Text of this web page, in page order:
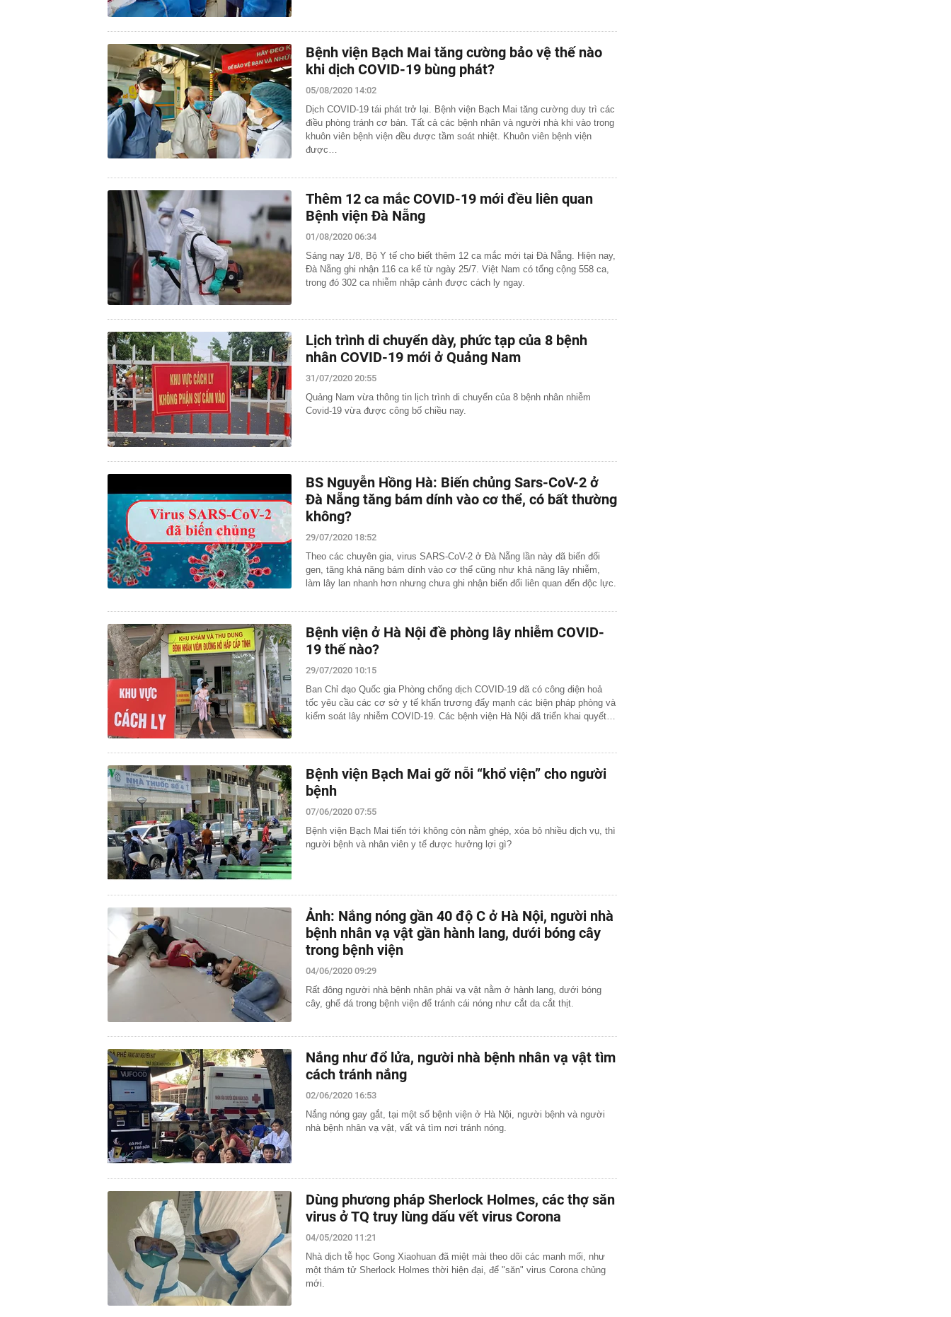
Bệnh viện Bạch Mai tăng cường bảo vệ thế nào
khi dịch COVID-19 bùng phát?
05/08/2020 14:02
Dịch COVID-19 tái phát trở lại. Bệnh viện Bạch Mai tăng cường duy trì các
điều phòng tránh cơ bản. Tất cả các bệnh nhân và người nhà khi vào trong
khuôn viên bệnh viện đều được tầm soát nhiệt. Khuôn viên bệnh viện
được…
Thêm 12 ca mắc COVID-19 mới đều liên quan
Bệnh viện Đà Nẵng
01/08/2020 06:34
Sáng nay 1/8, Bộ Y tế cho biết thêm 12 ca mắc mới tại Đà Nẵng. Hiện nay,
Đà Nẵng ghi nhận 116 ca kể từ ngày 25/7. Việt Nam có tổng cộng 558 ca,
trong đó 302 ca nhiễm nhập cảnh được cách ly ngay.
Lịch trình di chuyển dày, phức tạp của 8 bệnh
nhân COVID-19 mới ở Quảng Nam
31/07/2020 20:55
Quảng Nam vừa thông tin lịch trình di chuyển của 8 bệnh nhân nhiễm
Covid-19 vừa được công bố chiều nay.
BS Nguyễn Hồng Hà: Biến chủng Sars-CoV-2 ở
Đà Nẵng tăng bám dính vào cơ thể, có bất thường
không?
29/07/2020 18:52
Theo các chuyên gia, virus SARS-CoV-2 ở Đà Nẵng lần này đã biến đổi
gen, tăng khả năng bám dính vào cơ thể cũng như khả năng lây nhiễm,
làm lây lan nhanh hơn nhưng chưa ghi nhận biến đổi liên quan đến độc lực.
Bệnh viện ở Hà Nội đề phòng lây nhiễm COVID-
19 thế nào?
29/07/2020 10:15
Ban Chỉ đạo Quốc gia Phòng chống dịch COVID-19 đã có công điện hoả
tốc yêu cầu các cơ sở y tế khẩn trương đẩy mạnh các biện pháp phòng và
kiểm soát lây nhiễm COVID-19. Các bệnh viện Hà Nội đã triển khai quyết…
Bệnh viện Bạch Mai gỡ nỗi “khổ viện” cho người
bệnh
07/06/2020 07:55
Bệnh viện Bạch Mai tiến tới không còn nằm ghép, xóa bỏ nhiều dịch vụ, thì
người bệnh và nhân viên y tế được hưởng lợi gì?
Ảnh: Nắng nóng gần 40 độ C ở Hà Nội, người nhà
bệnh nhân vạ vật gần hành lang, dưới bóng cây
trong bệnh viện
04/06/2020 09:29
Rất đông người nhà bệnh nhân phải vạ vật nằm ở hành lang, dưới bóng
cây, ghế đá trong bệnh viện để tránh cái nóng như cắt da cắt thịt.
Nắng như đổ lửa, người nhà bệnh nhân vạ vật tìm
cách tránh nắng
02/06/2020 16:53
Nắng nóng gay gắt, tại một số bệnh viện ở Hà Nội, người bệnh và người
nhà bệnh nhân vạ vật, vất vả tìm nơi tránh nóng.
Dùng phương pháp Sherlock Holmes, các thợ săn
virus ở TQ truy lùng dấu vết virus Corona
04/05/2020 11:21
Nhà dịch tễ học Gong Xiaohuan đã miệt mài theo dõi các manh mối, như
một thám tử Sherlock Holmes thời hiện đại, để "săn" virus Corona chủng
mới.